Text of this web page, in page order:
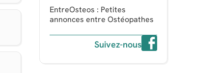
EntreOsteos : Petites
annonces entre Ostéopathes
Suivez-nous